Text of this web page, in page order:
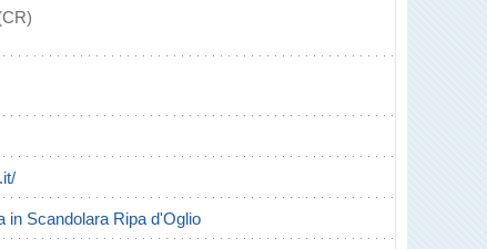
in Scandolara Ripa d'Oglio